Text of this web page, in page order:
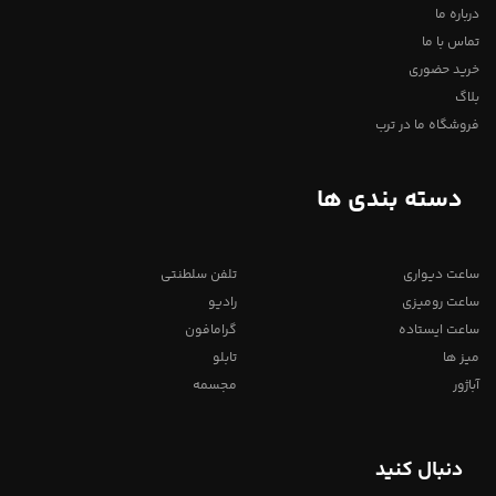
درباره ما
تماس با ما
خرید حضوری
بلاگ
فروشگاه ما در ترب
دسته بندی ها
ساعت دیواری
ساعت رومیزی
ساعت ایستاده
میز ها
آباژور
تلفن سلطنتی
رادیو
گرامافون
تابلو
مجسمه
دنبال کنید